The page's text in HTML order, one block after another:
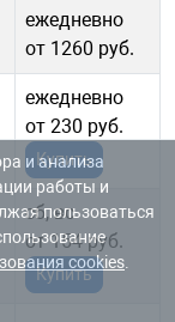
ежедневно
от 1260 руб.
ежедневно
от 230 руб.
Купить
сб, вс
от 154 руб.
Купить
и анализа
работы и
пользоваться
cookies.